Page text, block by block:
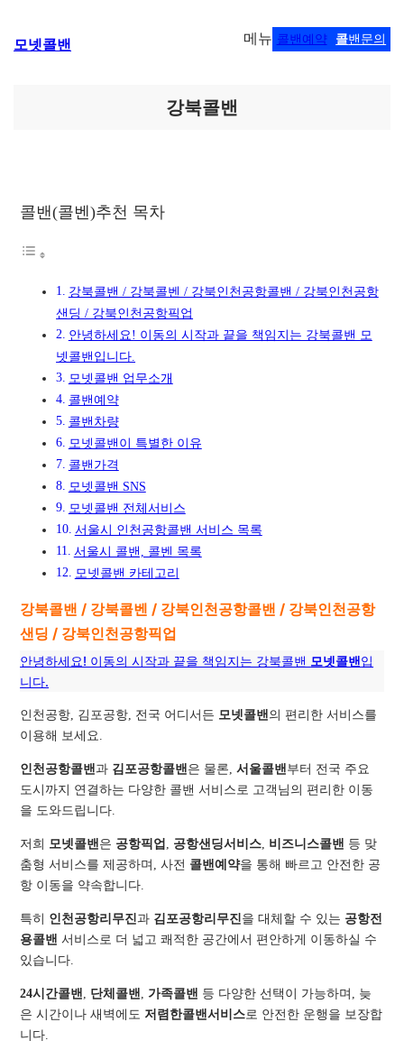
텐
모넷콜밴 메뉴 콜밴예약 콜밴문의
강북콜밴
콜밴(콜벤)추천 목차
강북콜밴 / 강북콜벤 / 강북인천공항콜밴 / 강북인천공항
샌딩 / 강북인천공항픽업
안녕하세요! 이동의 시작과 끝을 책임지는 강북콜밴 모
넷콜밴입니다.
모넷콜밴 업무소개
콜밴예약
콜밴차량
모넷콜밴이 특별한 이유
콜밴가격
모넷콜밴 SNS
모넷콜밴 전체서비스
서울시 인천공항콜밴 서비스 목록
서울시 콜밴, 콜벤 목록
모넷콜밴 카테고리
강북콜밴 / 강북콜벤 / 강북인천공항콜밴 / 강북인천공항
샌딩 / 강북인천공항픽업
안녕하세요! 이동의 시작과 끝을 책임지는 강북콜밴 모넷콜밴입
니다.
인천공항, 김포공항, 전국 어디서든 모넷콜밴 의 편리한 서비스를
이용해 보세요.
인천공항콜밴과 김포공항콜밴 은 물론,서울콜밴 부터 전국 주요
도시까지 연결하는 다양한 콜밴 서비스로 고객님의 편리한 이동
을 도와드립니다.
저희 모넷콜밴 은 공항픽업 공항샌딩서비스 비즈니스콜밴 등 맞
춤형 서비스를 제공하며, 사전 콜밴예약을 통해 빠르고 안전한 공
항 이동을 약속합니다.
특히 인천공항리무진과 김포공항리무진 을 대체할 수 있는 공항전
용콜밴 서비스로 더 넓고 쾌적한 공간에서 편안하게 이동하실 수
있습니다.
24시간콜밴 단체콜밴 가족콜밴 등 다양한 선택이 가능하며, 늦
은 시간이나 새벽에도 저렴한콜밴서비스로 안전한 운행을 보장합
니다.